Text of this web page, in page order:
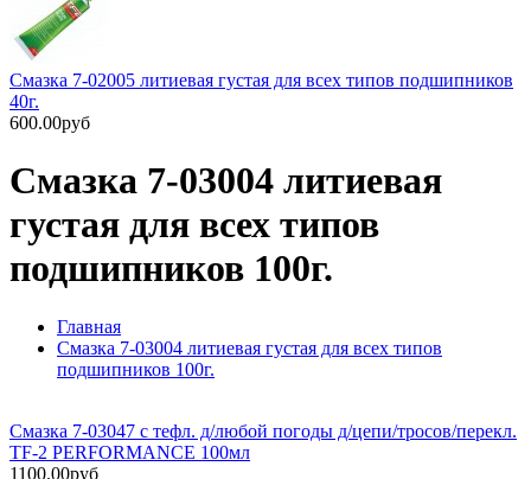
Смазка 7-02005 литиевая густая для всех типов подшипников
40г.
600.00руб
Смазка 7-03004 литиевая
густая для всех типов
подшипников 100г.
Главная
Смазка 7-03004 литиевая густая для всех типов
подшипников 100г.
Смазка 7-03047 с тефл. д/любой погоды д/цепи/тросов/перекл.
TF-2 PERFORMANCE 100мл
1100.00руб